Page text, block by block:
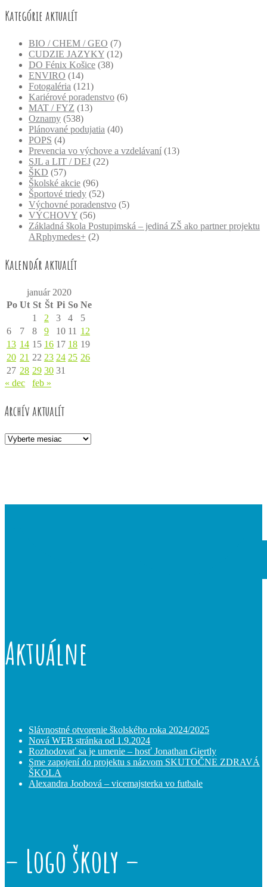
Kategórie aktualít
BIO / CHEM / GEO (7)
CUDZIE JAZYKY (12)
DO Fénix Košice (38)
ENVIRO (14)
Fotogaléria (121)
Kariérové poradenstvo (6)
MAT / FYZ (13)
Oznamy (538)
Plánované podujatia (40)
POPS (4)
Prevencia vo výchove a vzdelávaní (13)
SJL a LIT / DEJ (22)
ŠKD (57)
Školské akcie (96)
Športové triedy (52)
Výchovné poradenstvo (5)
VÝCHOVY (56)
Základná škola Postupimská – jediná ZŠ ako partner projektu
ARphymedes+ (2)
Kalendár aktualít
január 2020
Po Ut St Št Pi So Ne
1
2 3 4
5
6
7 8 9 10 11 12
13 14 15 16 17 18 19
20 21 22 23 24 25 26
27 28 29 30 31
« dec
feb »
Archív aktualít
Archív
Aktuálne
Slávnostné otvorenie školského roka 2024/2025
Nová WEB stránka od 1.9.2024
Rozhodovať sa je umenie – hosť Jonathan Giertly
Sme zapojení do projektu s názvom SKUTOČNE ZDRAVÁ
ŠKOLA
Alexandra Joobová – vicemajsterka vo futbale
– Logo školy –